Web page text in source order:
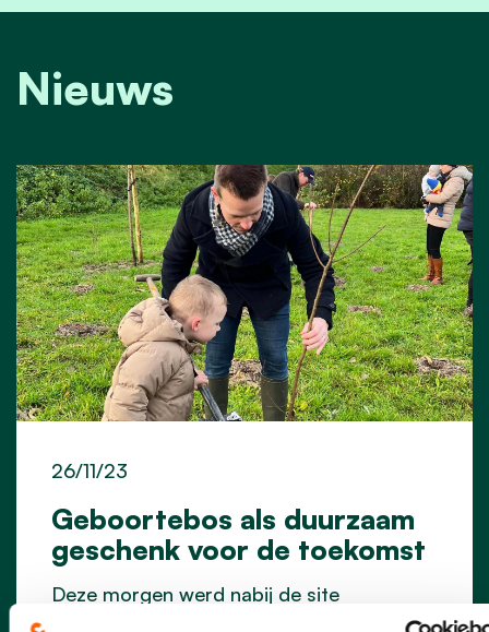
Nieuws
Geboortebos als duurzaam
geschenk voor de toekomst
26/11/23
Deze morgen werd nabij de site